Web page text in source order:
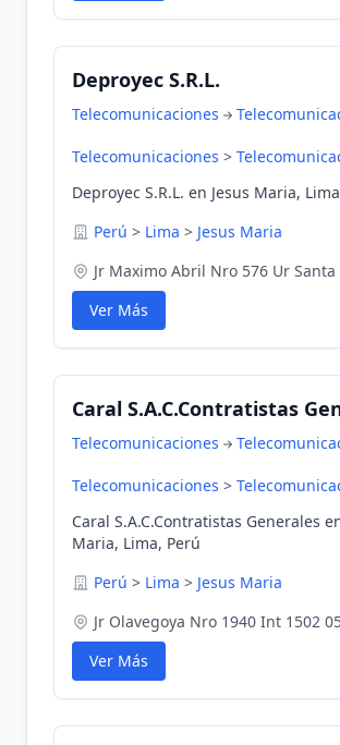
Deproyec S.R.L.
Telecomunicaciones
Telecomunicaciones >
Deproyec S.R.L. en Jesus Maria,
Perú > Lima > Jesus Maria
Jr Maximo Abril Nro 576 Ur Santa
Ver Más
Caral S.A.C.Contratistas
Telecomunicaciones
Telecomunicaciones >
Caral S.A.C.Contratistas Generales
Maria, Lima, Perú
Perú > Lima > Jesus Maria
Jr Olavegoya Nro 1940 Int 1502
Ver Más